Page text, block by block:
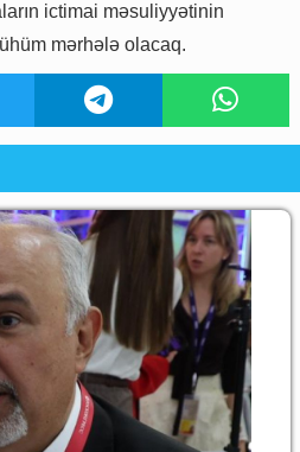
ictimai məsuliyyətinin
mərhələ olacaq.